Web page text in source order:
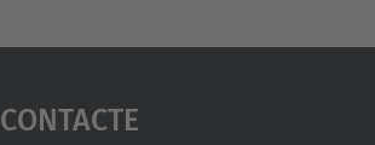
Contacte